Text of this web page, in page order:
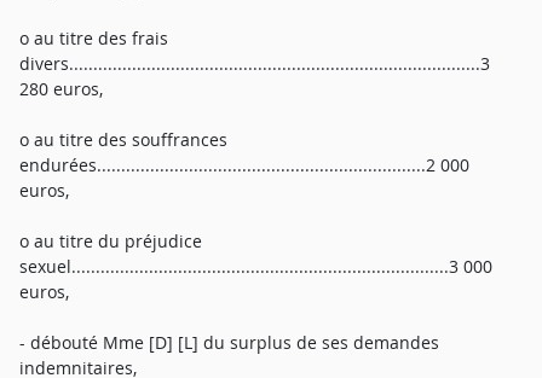
o au titre des frais
divers.....................................................................................3
280 euros,
o au titre des souffrances
endurées....................................................................2 000
euros,
o au titre du préjudice
sexuel..............................................................................3 000
euros,
- débouté Mme [D] [L] du surplus de ses demandes
indemnitaires,